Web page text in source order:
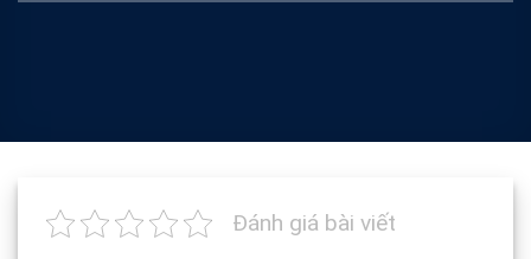
Đánh giá bài viết